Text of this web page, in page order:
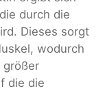
durch die
Dieses sorgt
wodurch
größer
die die